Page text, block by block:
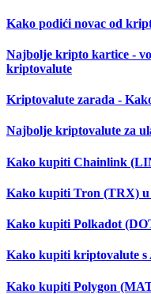
Kako podići novac od
Najbolje kripto kartice -
kriptovalute
Kriptovalute zarada -
Najbolje kriptovalute za
Kako kupiti Chainlink
Kako kupiti Tron (TRX) u
Kako kupiti Polkadot
Kako kupiti kriptovalute s
Kako kupiti Polygon